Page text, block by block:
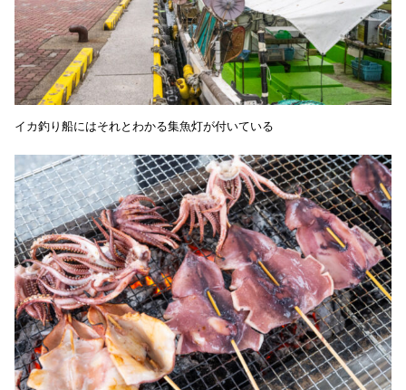
イカ釣り船にはそれとわかる集魚灯が付いている